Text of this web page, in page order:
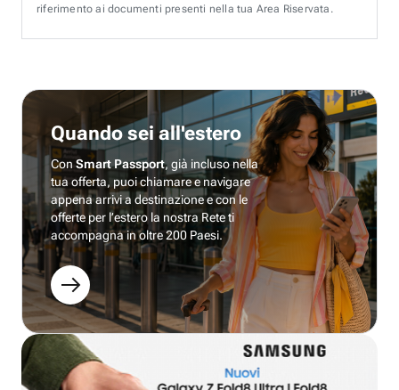
riferimento ai documenti presenti nella tua Area Riservata.
Quando sei all'estero
ConSmart Passport, già incluso nella
tua offerta, puoi chiamare e navigare
appena arrivi a destinazione e con le
offerte per l’estero la nostra Rete ti
accompagna in oltre 200 Paesi.